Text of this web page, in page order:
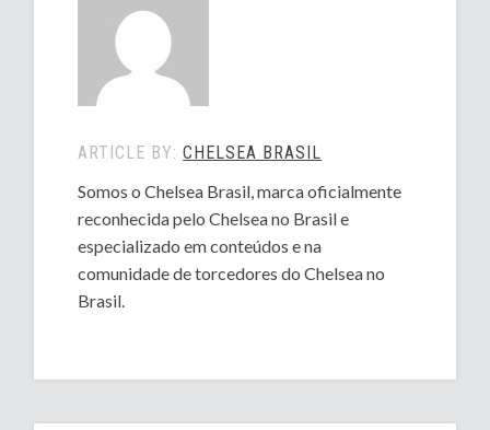
ARTICLE BY:CHELSEA BRASIL
Somos o Chelsea Brasil, marca oficialmente
reconhecida pelo Chelsea no Brasil e
especializado em conteúdos e na
comunidade de torcedores do Chelsea no
Brasil.